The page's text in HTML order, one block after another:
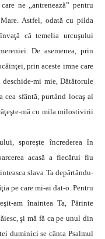
ne ,,antrenează” pentru
Astfel, odată cu pilda
că temelia urcuşului
De asemenea, prin
prin aceste imne care
mi mie, Dătătorule
cea sfântă, purtând locaş al
mă cu mila milostivirii
sporeşte încrederea în
acasă a fiecărui fiu
slava Ta depărtându-
pe care mi-ai dat-o. Pentru
am înaintea Ta, Părinte
şi mă fă ca pe unul din
duminici se cânta Psalmul